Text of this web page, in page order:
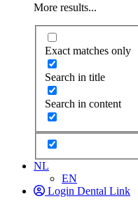
More results...
Exact matches only
Search in title
Search in content
NL
EN
Login Dental Link